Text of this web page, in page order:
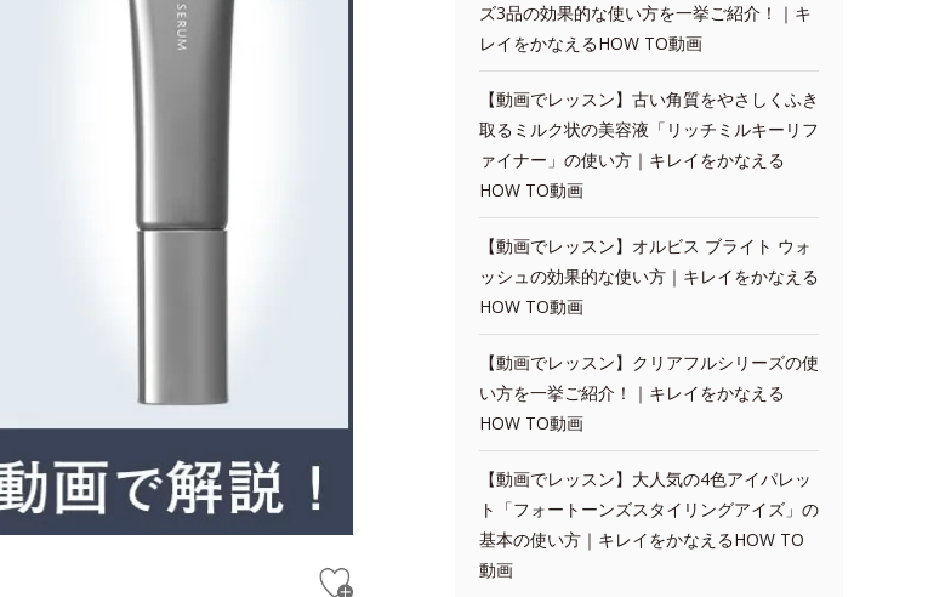
ズ3品の効果的な使い方を一挙ご紹介！｜キ
レイをかなえるHOW TO動画
【動画でレッスン】古い角質をやさしくふき
取るミルク状の美容液「リッチミルキーリフ
ァイナー」の使い方｜キレイをかなえる
HOW TO動画
【動画でレッスン】オルビス ブライト ウォ
ッシュの効果的な使い方｜キレイをかなえる
HOW TO動画
【動画でレッスン】クリアフルシリーズの使
い方を一挙ご紹介！｜キレイをかなえる
HOW TO動画
【動画でレッスン】大人気の4色アイパレッ
ト「フォートーンズスタイリングアイズ」の
基本の使い方｜キレイをかなえるHOW TO
動画